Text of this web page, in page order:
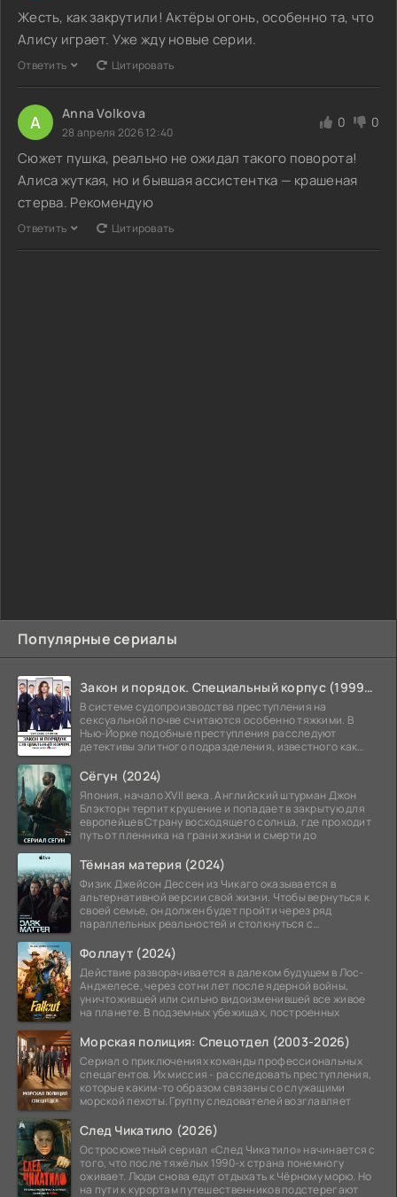
Популярные сериалы
Закон и порядок. Специальный корпус (1999-2026)
В системе судопроизводства преступления на
сексуальной почве считаются особенно тяжкими. В
Нью-Йорке подобные преступления расследуют
детективы элитного подразделения, известного как
Сёгун (2024)
Япония, начало XVII века. Английский штурман Джон
Блэкторн терпит крушение и попадает в закрытую для
европейцев Страну восходящего солнца, где проходит
путь от пленника на грани жизни и смерти до
Тёмная материя (2024)
Физик Джейсон Дессен из Чикаго оказывается в
альтернативной версии свой жизни. Чтобы вернуться к
своей семье, он должен будет пройти через ряд
параллельных реальностей и столкнуться с
Фоллаут (2024)
Действие разворачивается в далеком будущем в Лос-
Анджелесе, через сотни лет после ядерной войны,
уничтожившей или сильно видоизменившей все живое
на планете. В подземных убежищах, построенных
Морская полиция: Спецотдел (2003-2026)
Сериал о приключениях команды профессиональных
спецагентов. Их миссия - расследовать преступления,
которые каким-то образом связаны со служащими
морской пехоты. Группу следователей возглавляет
След Чикатило (2026)
Остросюжетный сериал «След Чикатило» начинается с
того, что после тяжёлых 1990-х страна понемногу
оживает. Люди снова едут отдыхать к Чёрному морю. Но
на пути к курортам путешественников подстерегают
Жесть, как закрутили! Актёры огонь, особенно та, что
Алису играет. Уже жду новые серии.
Ответить Цитировать
A Anna Volkova
28 апреля 2026 12:40
0 0
Сюжет пушка, реально не ожидал такого поворота!
Алиса жуткая, но и бывшая ассистентка — крашеная
стерва. Рекомендую
Ответить Цитировать